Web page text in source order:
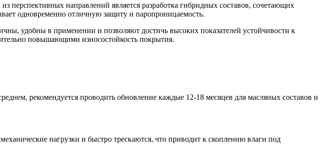
направлений является разработка гибридных составов, сочетающих
одновременно отличную защиту и паропроницаемость.
удобны в применении и позволяют достичь высоких показателей устойчивости к
повышающими износостойкость покрытия.
рекомендуется проводить обновление каждые 12-18 месяцев для масляных составов и
нагрузки и быстро трескаются, что приводит к скоплению влаги под